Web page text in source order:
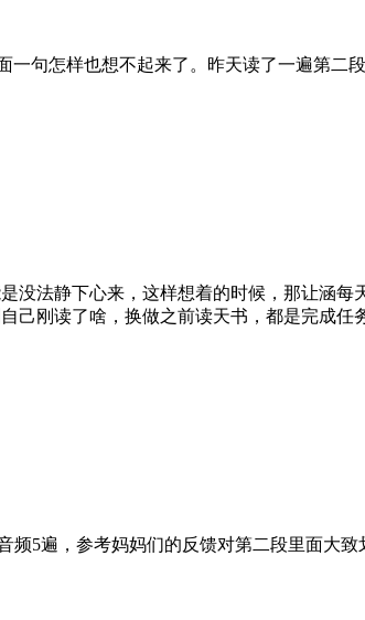
句怎样也想不起来了。昨天读了一遍第二
法静下心来，这样想着的时候，那让涵每
己刚读了啥，换做之前读天书，都是完成
5遍，参考妈妈们的反馈对第二段里面大